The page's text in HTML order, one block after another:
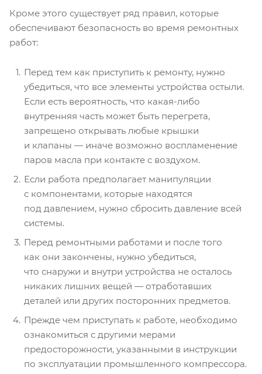
Кроме этого существует ряд правил, которые
обеспечивают безопасность во время ремонтных
работ:
Перед тем как приступить к ремонту, нужно
убедиться, что все элементы устройства остыли.
Если есть вероятность, что какая-либо
внутренняя часть может быть перегрета,
запрещено открывать любые крышки
и клапаны — иначе возможно воспламенение
паров масла при контакте с воздухом.
Если работа предполагает манипуляции
с компонентами, которые находятся
под давлением, нужно сбросить давление всей
системы.
Перед ремонтными работами и после того
как они закончены, нужно убедиться,
что снаружи и внутри устройства не осталось
никаких лишних вещей — отработавших
деталей или других посторонних предметов.
Прежде чем приступать к работе, необходимо
ознакомиться с другими мерами
предосторожности, указанными в инструкции
по эксплуатации промышленного компрессора.